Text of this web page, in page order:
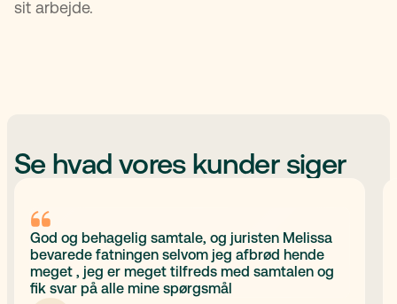
sit arbejde.
Se hvad vores kunder siger
God og behagelig samtale, og juristen Melissa
bevarede fatningen selvom jeg afbrød hende
meget , jeg er meget tilfreds med samtalen og
fik svar på alle mine spørgsmål